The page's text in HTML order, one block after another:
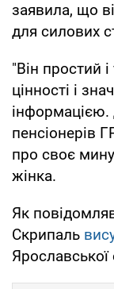
заявила, що
для силових
"Він простий
цінності і
інформацією.
пенсіонерів
про своє
жінка.
Як
Скрипаль